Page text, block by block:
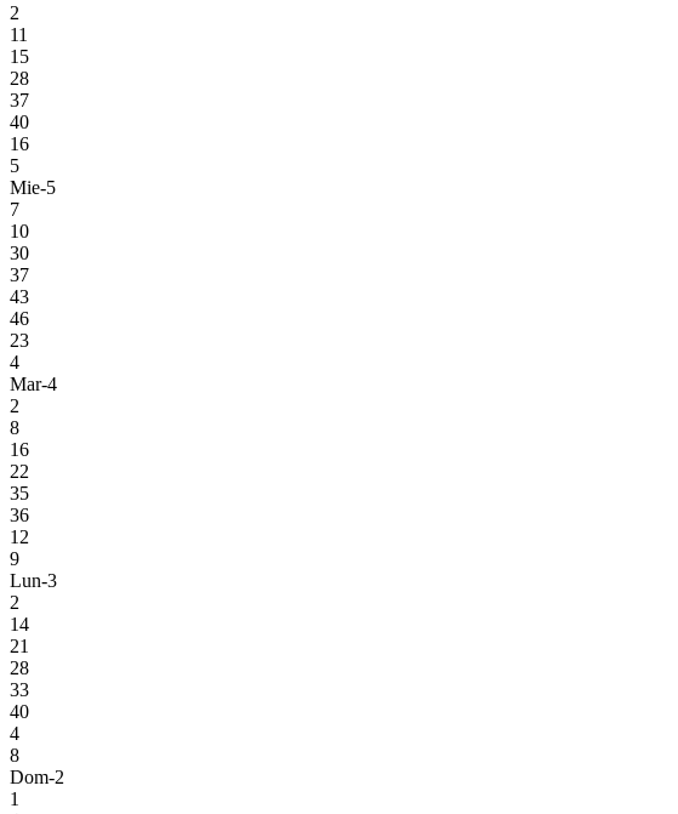
2
11
15
28
37
40
16
5
Mie-5
7
10
30
37
43
46
23
4
Mar-4
2
8
16
22
35
36
12
9
Lun-3
2
14
21
28
33
40
4
8
Dom-2
1